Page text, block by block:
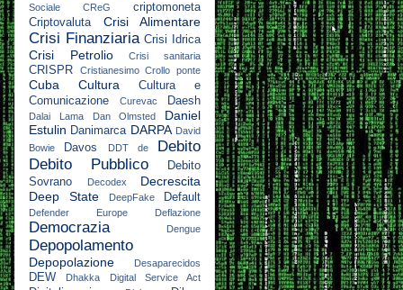
Sociale
CReG
criptomoneta
Criptovaluta
Crisi Alimentare
Crisi Finanziaria Crisi Idrica
Crisi Petrolio Crisi sanitaria
CRISPR Cristianesimo Crollo ponte
Cuba Cultura
Cultura e
Comunicazione
Curevac Daesh
Dalai Lama Dan Olmsted
Daniel
Estulin Danimarca DARPA David
Bowie
Davos DDT de
Debito
Debito Pubblico
Debito
Sovrano
Decodex
Decrescita
Deep State
DeepFake Default
Defender Europe Deflazione
Democrazia Dengue
Depopolamento
Depopolazione Desaparecidos
DEW Dhakka Digital Service Act